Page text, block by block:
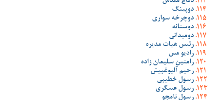
دوپینگ
دوچرخه سواری
دوستانه
دومیدانی
رئیس هیات مدیره
رادیو مس
رامتین سلیمان زاده
رحیم آلبوغبیش
رسول خطیبی
رسول عسگری
رسول نامجو